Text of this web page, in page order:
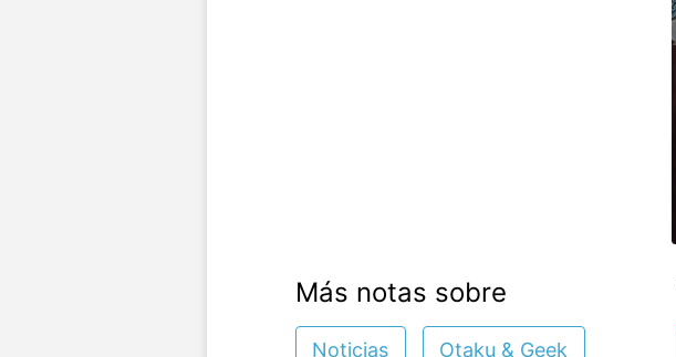
Más notas sobre
Noticias Otaku & Geek